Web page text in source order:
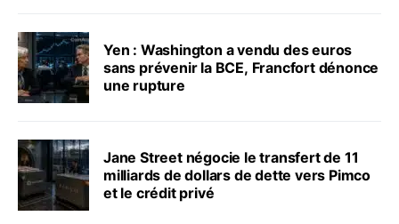
Yen : Washington a vendu des euros
sans prévenir la BCE, Francfort dénonce
une rupture
Jane Street négocie le transfert de 11
milliards de dollars de dette vers Pimco
et le crédit privé